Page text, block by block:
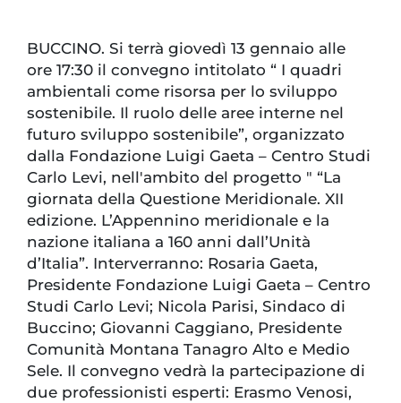
BUCCINO. Si terrà giovedì 13 gennaio alle
ore 17:30 il convegno intitolato “ I quadri
ambientali come risorsa per lo sviluppo
sostenibile. Il ruolo delle aree interne nel
futuro sviluppo sostenibile”, organizzato
dalla Fondazione Luigi Gaeta – Centro Studi
Carlo Levi, nell'ambito del progetto " “La
giornata della Questione Meridionale. XII
edizione. L’Appennino meridionale e la
nazione italiana a 160 anni dall’Unità
d’Italia”. Interverranno: Rosaria Gaeta,
Presidente Fondazione Luigi Gaeta – Centro
Studi Carlo Levi; Nicola Parisi, Sindaco di
Buccino; Giovanni Caggiano, Presidente
Comunità Montana Tanagro Alto e Medio
Sele. Il convegno vedrà la partecipazione di
due professionisti esperti: Erasmo Venosi,